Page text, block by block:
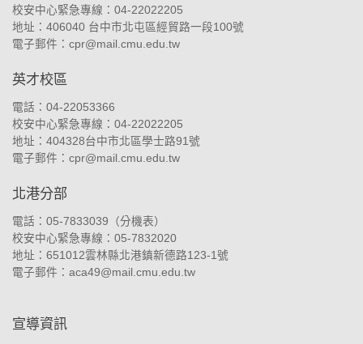
校安中心緊急專線：04-22022205
地址： 406040 台中市北屯區經貿路一段100號
電子郵件： cpr@mail.cmu.edu.tw
英才校區
電話：04-22053366
校安中心緊急專線：04-22022205
地址： 404328台中市北區學士路91號
電子郵件： cpr@mail.cmu.edu.tw
北港分部
電話：05-7833039（分機表）
校安中心緊急專線：05-7832020
地址： 651012雲林縣北港鎮新德路123-1號
電子郵件： aca49@mail.cmu.edu.tw
宣導資訊